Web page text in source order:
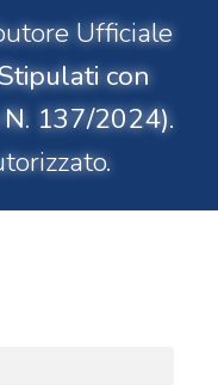
Ufficiale
con
137/2024).